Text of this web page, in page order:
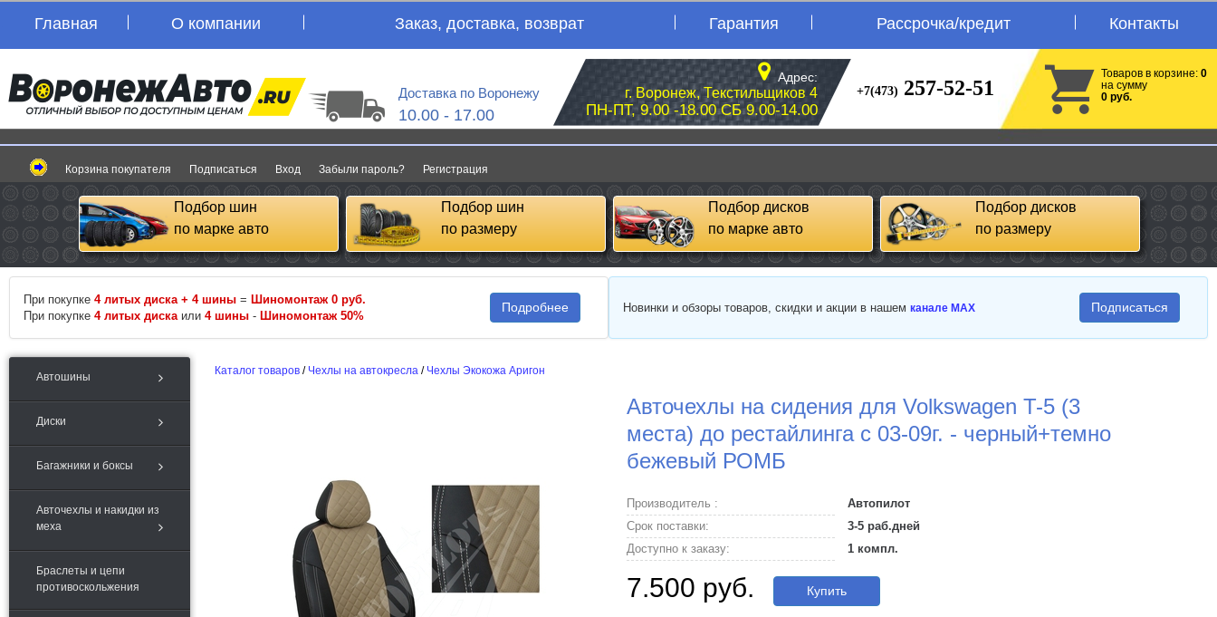
Главная О компании Заказ, доставка, возврат Гарантия Рассрочка/кредит Контакты
Доставка по Воронежу
10.00 - 17.00
Адрес:
г. Воронеж, Текстильщиков 4
ПН-ПТ, 9.00 -18.00 СБ 9.00-14.00
+7(473) 257-52-51
Товаров в корзине: 0
на сумму
0 руб.
Корзина покупателя Подписаться Вход Забыли пароль? Регистрация
Подбор шин
по марке авто
Подбор шин
по размеру
Подбор дисков
по марке авто
Подбор дисков
по размеру
При покупке 4 литых диска + 4 шины = Шиномонтаж 0 руб.
При покупке 4 литых диска или 4 шины - Шиномонтаж 50%
Подробнее Новинки и обзоры товаров, скидки и акции в нашем канале MAX Подписаться
Автошины
Диски
Багажники и боксы
Авточехлы и накидки из
меха
Браслеты и цепи
противоскольжения
Каталог товаров / Чехлы на автокресла / Чехлы Экокожа Аригон
Авточехлы на сидения для Volkswagen T-5 (3
места) до рестайлинга с 03-09г. - черный+темно
бежевый РОМБ
Производитель :
Автопилот
Срок поставки:
3-5 раб.дней
Доступно к заказу:
1 компл.
7.500 руб. Купить